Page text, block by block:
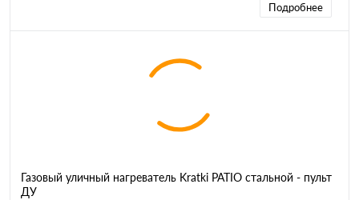
Подробнее
Газовый уличный нагреватель Kratki PATIO стальной - пульт
ДУ